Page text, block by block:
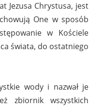
Jezusa Chrystusa, jest
One w sposób
w Kościele
świata, do ostatniego
wody i nazwał je
zbiornik wszystkich